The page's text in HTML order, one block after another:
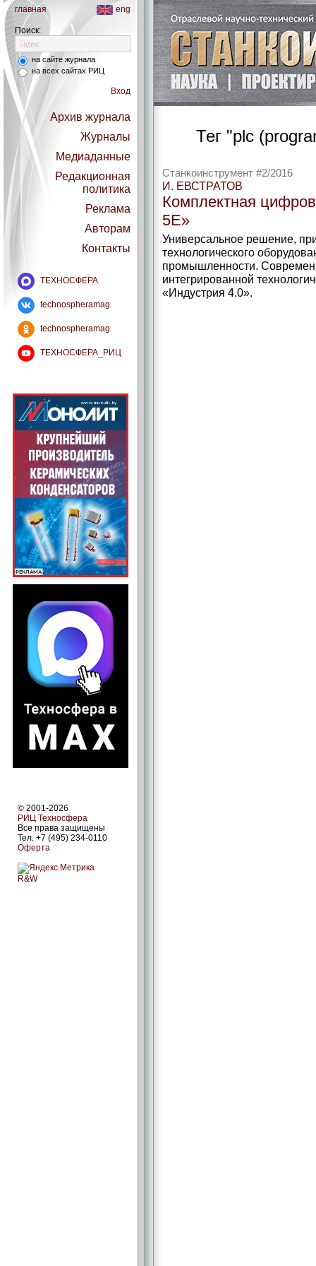
главная eng
Поиск:
на сайте журнала
на всех сайтах РИЦ
Вход
Архив журнала
Журналы
Медиаданные
Редакционная
политика
Реклама
Авторам
Контакты
ТЕХНОСФЕРА
technospheramag
technospheramag
ТЕХНОСФЕРА_РИЦ
© 2001-2026
РИЦ Техносфера
Все права защищены
Тел. +7 (495) 234-0110
Оферта
R&W
Тег "plc
Станкоинструмент #2/2016
И. ЕВСТРАТОВ
Комплектная
5Е»
Универсальное решение,
технологического
промышленности.
интегрированной
«Индустрия 4.0».